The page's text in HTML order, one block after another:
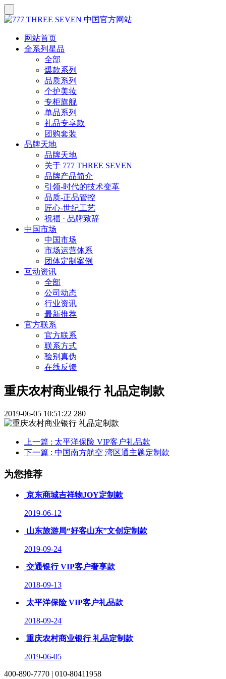
网站首页
全系列星品
全部
爆款系列
品质系列
个护美妆
专柜旗舰
单品系列
礼品专享款
团购套装
品牌天地
品牌天地
关于 777 THREE SEVEN
品牌产品简介
引领-时代的技术变革
品质-正品管控
匠心-世纪工艺
祝福 · 品牌致辞
中国市场
中国市场
市场运营体系
团体定制案例
互动资讯
全部
公司动态
行业资讯
最新推荐
官方联系
官方联系
联系方式
验别真伪
在线反馈
重庆农村商业银行 礼品定制款
2019-06-05 10:51:22 280
上一篇 : 太平洋保险 VIP客户礼品款
下一篇 : 中国南方航空 湾区通主题定制款
为您推荐
京东商城吉祥物JOY定制款
2019-06-12
山东旅游局“好客山东”文创定制款
2019-09-24
交通银行 VIP客户奢享款
2018-09-13
太平洋保险 VIP客户礼品款
2018-09-24
重庆农村商业银行 礼品定制款
2019-06-05
400-890-7770 | 010-80411958